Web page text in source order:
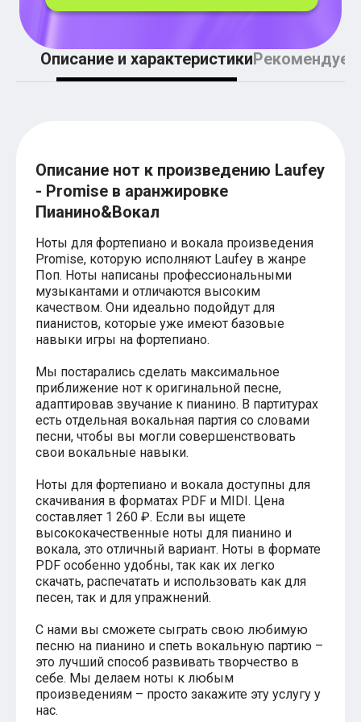
Легкие аккорды (простые песни)
Аккорды со словами (вокал)
BEARWOLF
Мари Краймбрери
Комната культуры
Клава Кока
Монеточка
Пицца
Анжелика Варум
Алексей Чумаков
Леонид Агутин
Саундтрек
Тематические
Из фильмов
Аватар: Путь воды
Титаник
Хатико
Реквием по мечте
Пираты Карибского моря
Сумерки
Величайший шоумен
Звездные войны
Ромео и Джульетта (1968)
Бумер
Аладдин (2019)
Король лев (2019)
Брат-2
Властелин колец: Братство Кольца
Гордость и предубеждение
Классическая музыка
Времена года - Вивальди
Времена года - Чайковский
Сонаты Бетховена
Ноты для вальса
Из мультфильмов
Король лев
Холодное сердце
Описание и характеристикиРекомендуем
Описание нот к произведению Laufey
- Promise в аранжировке
Пианино&Вокал
Ноты для фортепиано и вокала произведения
Promise, которую исполняют Laufey в жанре
Поп. Ноты написаны профессиональными
музыкантами и отличаются высоким
качеством. Они идеально подойдут для
пианистов, которые уже имеют базовые
навыки игры на фортепиано.
Мы постарались сделать максимальное
приближение нот к оригинальной песне,
адаптировав звучание к пианино. В партитурах
есть отдельная вокальная партия со словами
песни, чтобы вы могли совершенствовать
свои вокальные навыки.
Ноты для фортепиано и вокала доступны для
скачивания в форматах PDF и MIDI. Цена
составляет 1 260 ₽. Если вы ищете
высококачественные ноты для пианино и
вокала, это отличный вариант. Ноты в формате
PDF особенно удобны, так как их легко
скачать, распечатать и использовать как для
песен, так и для упражнений.
С нами вы сможете сыграть свою любимую
песню на пианино и спеть вокальную партию –
это лучший способ развивать творчество в
себе. Мы делаем ноты к любым
произведениям – просто закажите эту услугу у
нас.